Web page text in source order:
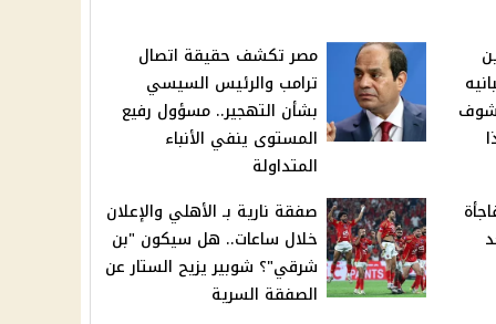
شوف
مصر تكشف حقيقة اتصال
ترامب والرئيس السيسي
بشأن التهجير.. مسؤول رفيع
المستوى ينفي الأنباء
المتداولة
صفقة نارية بـ الأهلي والإعلان
خلال ساعات.. هل سيكون "بن
شرقي"؟ شوبير يزيح الستار عن
الصفقة السرية